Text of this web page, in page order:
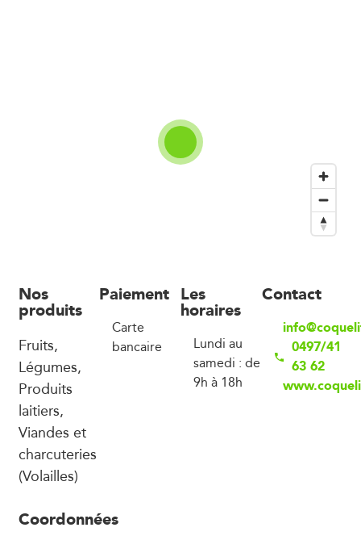
Nos
produits
Fruits,
Légumes,
Produits
laitiers,
Viandes et
charcuteries
(Volailles)
Paiement
Carte
bancaire
Les
horaires
Lundi au
samedi : de
9h à 18h
Contact
0497/41
63 62
Coordonnées